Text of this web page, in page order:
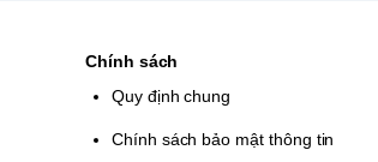
Chính sách
Quy định chung
Chính sách bảo mật thông tin